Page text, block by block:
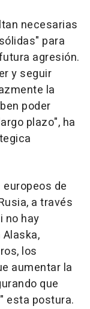
necesarias
para
agresión.
y seguir
la
poder
plazo", ha
de
a través
no hay
los
aumentar la
que
esta postura.